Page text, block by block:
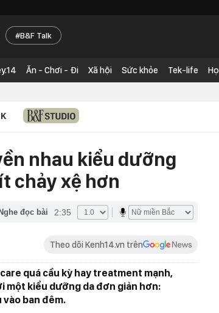
B&F Talk
Ăn - Chơi - Đi Xã hội Sức khỏe Tek-life
nhau kiểu dưỡng
chảy xệ hơn
Nghe đọc bài 2:35
Theo dõi Kenh14.vn trên
quá cầu kỳ hay treatment mạnh,
một kiểu dưỡng da đơn giản hơn:
ban đêm.